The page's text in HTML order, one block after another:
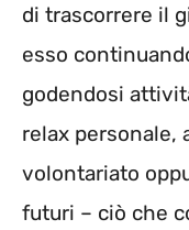
di trascorrere il
esso
godendosi
relax personale,
volontariato
futuri – ciò che